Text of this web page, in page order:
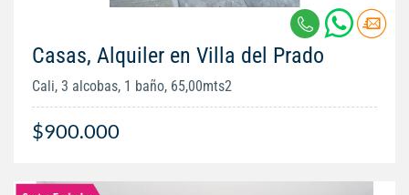
Casas, Alquiler en Villa del Prado
Cali, 3 alcobas, 1 baño, 65,00mts2
$900.000